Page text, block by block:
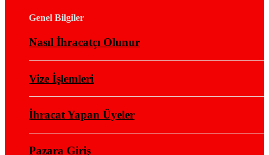
Genel Bilgiler
Nasıl İhracatçı Olunur
Vize İşlemleri
İhracat Yapan Üyeler
Pazara Giriş